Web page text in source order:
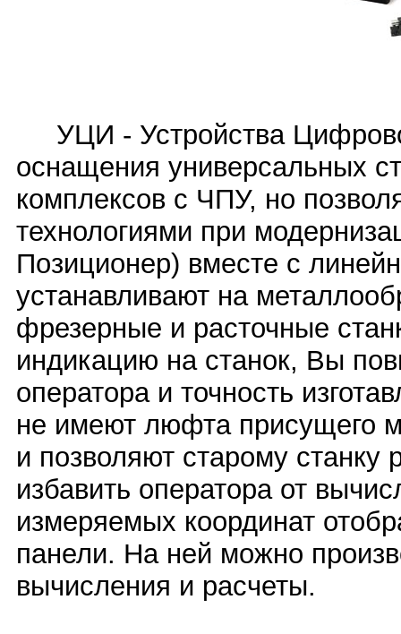
УЦИ - Устройства
оснащения универсальных
комплексов с ЧПУ, но
технологиями при
Позиционер) вместе с
устанавливают на
фрезерные и расточные
индикацию на станок, Вы
оператора и точность
не имеют люфта присущего
и позволяют старому станку
избавить оператора от
измеряемых координат
панели. На ней можно
вычисления и расчеты.